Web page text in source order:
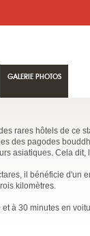
rares hôtels de ce
des pagodes
asiatiques. Cela
il bénéficie d'un
kilomètres.
à 30 minutes en
GALERIE PHOTOS